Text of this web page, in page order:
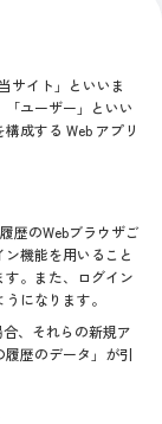
サイト」といいま
ユーザー」といい
成する Web アプリ
歴のWebブラウザご
機能を用いること
。また、ログイン
になります。
、それらの新規ア
歴のデータ」が引